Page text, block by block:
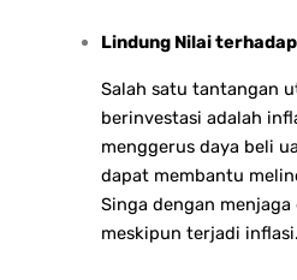
Lindung Nilai
Salah satu tantangan
berinvestasi adalah
menggerus daya beli
dapat membantu
Singa dengan
meskipun terjadi inflasi.